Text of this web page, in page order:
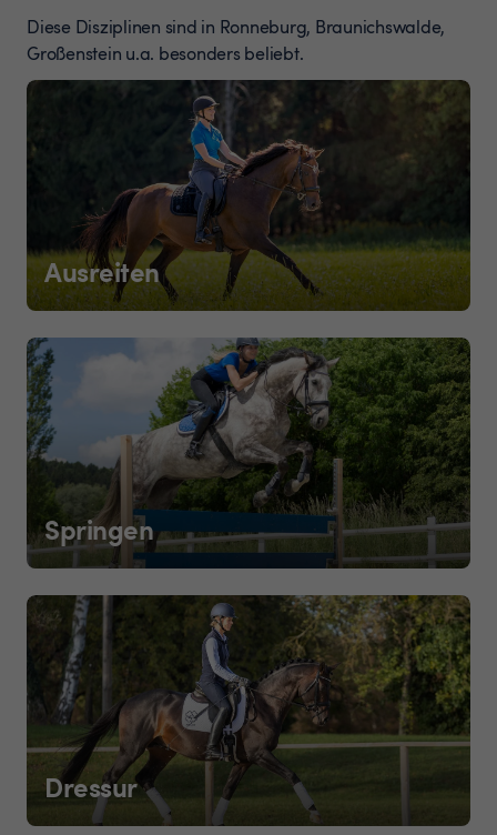
Diese Disziplinen sind in Ronneburg, Braunichswalde,
Großenstein u.a. besonders beliebt.
Ausreiten
Springen
Dressur